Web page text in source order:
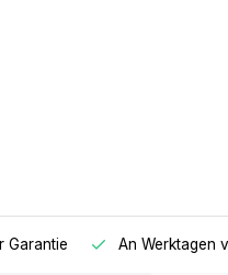
Garantie An Werktagen